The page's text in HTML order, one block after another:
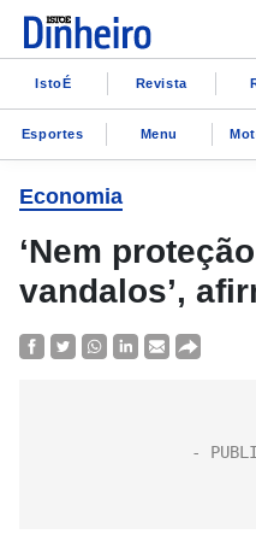
IstoÉ Revista
Esportes Menu
Economia
‘Nem
vandalos’,